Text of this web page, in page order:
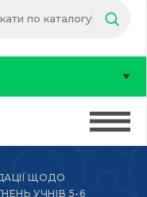
по каталогу
ЩОДО
УЧНІВ 5-6